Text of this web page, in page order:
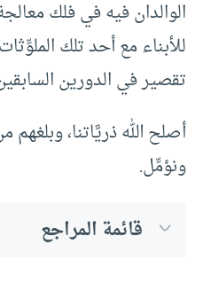
الوالدان فيه في فلك
للأبناء مع أحد تلك
تقصير في الدورين
أصلح الله ذريَّاتنا،
ونؤمِّل.
قائمة المراجع